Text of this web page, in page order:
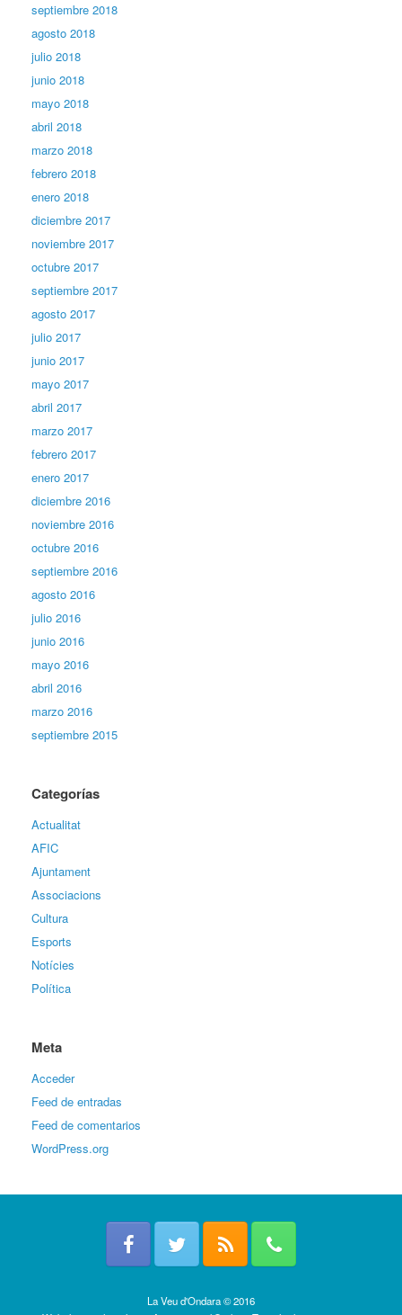
septiembre 2018
agosto 2018
julio 2018
junio 2018
mayo 2018
abril 2018
marzo 2018
febrero 2018
enero 2018
diciembre 2017
noviembre 2017
octubre 2017
septiembre 2017
agosto 2017
julio 2017
junio 2017
mayo 2017
abril 2017
marzo 2017
febrero 2017
enero 2017
diciembre 2016
noviembre 2016
octubre 2016
septiembre 2016
agosto 2016
julio 2016
junio 2016
mayo 2016
abril 2016
marzo 2016
septiembre 2015
Categorías
Actualitat
AFIC
Ajuntament
Associacions
Cultura
Esports
Notícies
Política
Meta
Acceder
Feed de entradas
Feed de comentarios
WordPress.org
La Veu d'Ondara © 2016